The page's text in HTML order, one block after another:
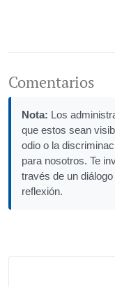
Comentarios
Nota: Los
que estos sean
odio o la
para nosotros. Te
través de un
reflexión.